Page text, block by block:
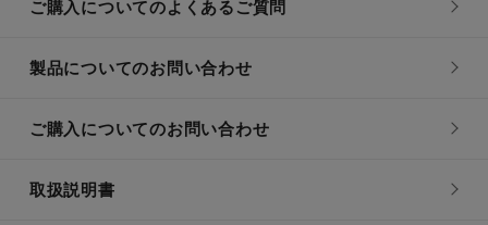
ご購入についてのよくあるご質問
製品についてのお問い合わせ
ご購入についてのお問い合わせ
取扱説明書